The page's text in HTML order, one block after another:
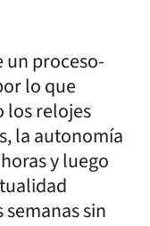
un proceso-
lo que
los relojes
la autonomía
y luego
sin